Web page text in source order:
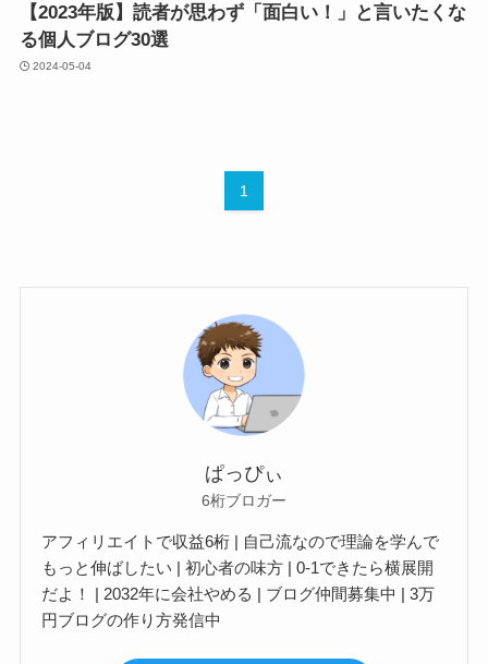
【2023年版】読者が思わず「面白い！」と言いたくな
る個人ブログ30選
2024-05-04
1
ぱっぴぃ
6桁ブロガー
アフィリエイトで収益6桁 | 自己流なので理論を学んで
もっと伸ばしたい | 初心者の味方 | 0-1できたら横展開
だよ！ | 2032年に会社やめる | ブログ仲間募集中 | 3万
円ブログの作り方発信中